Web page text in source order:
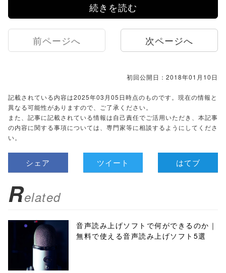
続きを読む
前ページへ 次ページへ
初回公開日：2018年01月10日
記載されている内容は2025年03月05日時点のものです。現在の情報と
異なる可能性がありますので、ご了承ください。
また、記事に記載されている情報は自己責任でご活用いただき、本記事
の内容に関する事項については、専門家等に相談するようにしてくださ
い。
シェア ツイート はてブ
Related
音声読み上げソフトで何ができるのか｜
無料で使える音声読み上げソフト5選